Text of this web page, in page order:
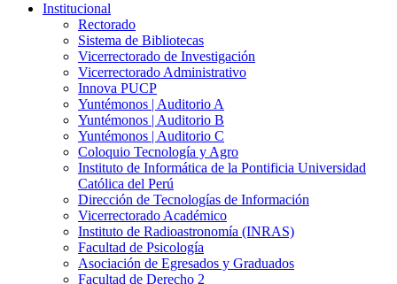
Institucional
Rectorado
Sistema de Bibliotecas
Vicerrectorado de Investigación
Vicerrectorado Administrativo
Innova PUCP
Yuntémonos | Auditorio A
Yuntémonos | Auditorio B
Yuntémonos | Auditorio C
Coloquio Tecnología y Agro
Instituto de Informática de la Pontificia Universidad
Católica del Perú
Dirección de Tecnologías de Información
Vicerrectorado Académico
Instituto de Radioastronomía (INRAS)
Facultad de Psicología
Asociación de Egresados y Graduados
Facultad de Derecho 2